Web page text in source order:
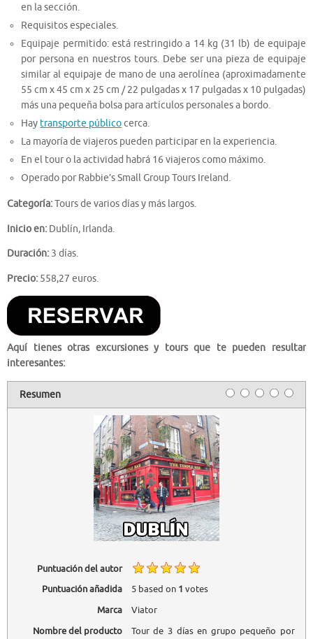
en la sección.
Requisitos especiales.
Equipaje permitido: está restringido a 14 kg (31 lb) de equipaje
por persona en nuestros tours. Debe ser una pieza de equipaje
similar al equipaje de mano de una aerolínea (aproximadamente
55 cm x 45 cm x 25 cm / 22 pulgadas x 17 pulgadas x 10 pulgadas)
más una pequeña bolsa para artículos personales a bordo.
Hay transporte públicocerca.
La mayoría de viajeros pueden participar en la experiencia.
En el tour o la actividad habrá 16 viajeros como máximo.
Operado por Rabbie’s Small Group Tours Ireland.
Categoría:Tours de varios días y más largos.
Inicio en: Dublín, Irlanda.
Duración: 3 días.
Precio: 558,27 euros.
Aquí tienes otras excursiones y tours que te pueden resultar
interesantes:
Resumen
Puntuación del autor
Puntuación añadida
5based on 1 votes
Marca
Viator
Nombre del producto
Tour de 3 días en grupo pequeño por